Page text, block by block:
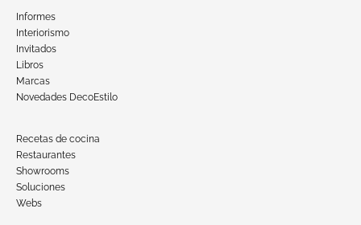
Informes
Interiorismo
Invitados
Libros
Marcas
Novedades DecoEstilo
Recetas de cocina
Restaurantes
Showrooms
Soluciones
Webs